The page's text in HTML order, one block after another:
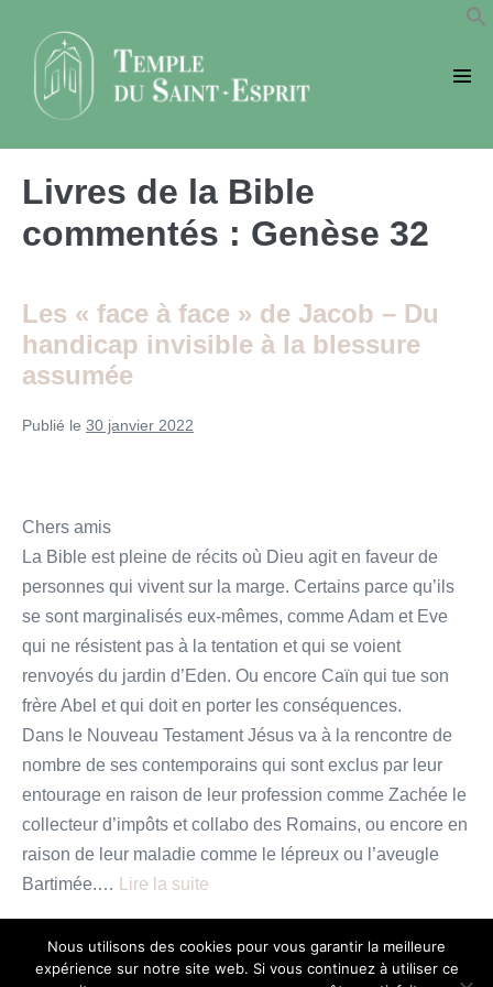
contenu
Livres de la Bible
commentés : Genèse 32
Les « face à face » de Jacob – Du
handicap invisible à la blessure
assumée
Publié le 30 janvier 2022
Chers amis
La Bible est pleine de récits où Dieu agit en faveur de
personnes qui vivent sur la marge. Certains parce qu’ils
se sont marginalisés eux-mêmes, comme Adam et Eve
qui ne résistent pas à la tentation et qui se voient
renvoyés du jardin d’Eden. Ou encore Caïn qui tue son
frère Abel et qui doit en porter les conséquences.
Dans le Nouveau Testament Jésus va à la rencontre de
nombre de ses contemporains qui sont exclus par leur
entourage en raison de leur profession comme Zachée le
collecteur d’impôts et collabo des Romains, ou encore en
raison de leur maladie comme le lépreux ou l’aveugle
Bartimée.…
Lire la suite
Lire plusLes
«
face
Nous utilisons des cookies pour vous garantir la meilleure
expérience sur notre site web. Si vous continuez à utiliser ce